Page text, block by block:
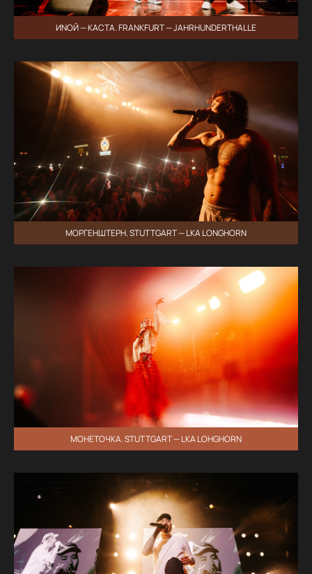
ИNОЙ — КАСТА. FRANKFURT — JAHRHUNDERTHALLE
МОРГЕНШТЕРН. STUTTGART — LKA LONGHORN
МОНЕТОЧКА. STUTTGART — LKA LOHGHORN